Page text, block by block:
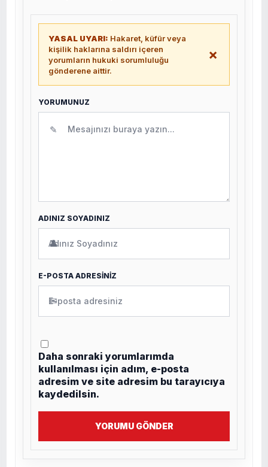
YASAL UYARI: Hakaret, küfür veya
kişilik haklarına saldırı içeren
yorumların hukuki sorumluluğu
gönderene aittir.
×
YORUMUNUZ
✎
ADINIZ SOYADINIZ
👤
E-POSTA ADRESİNİZ
✉
Daha sonraki yorumlarımda
kullanılması için adım, e-posta
adresim ve site adresim bu tarayıcıya
kaydedilsin.
YORUMU GÖNDER